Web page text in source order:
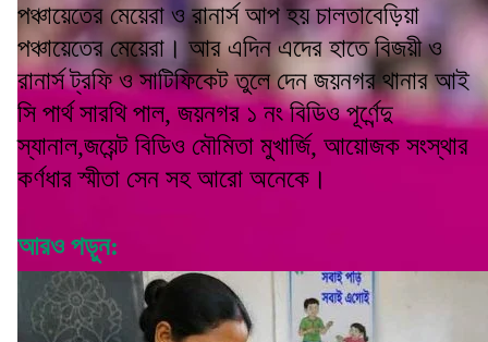
পঞ্চায়েতের মেয়েরা ও রানার্স আপ হয় চালতাবেড়িয়া
পঞ্চায়েতের মেয়েরা। আর এদিন এদের হাতে বিজয়ী ও
রানার্স ট্রফি ও সাটিফিকেট তুলে দেন জয়নগর থানার আই
সি পার্থ সারথি পাল, জয়নগর ১ নং বিডিও পূর্ণেন্দু
স্যানাল,জয়েন্ট বিডিও মৌমিতা মুখার্জি, আয়োজক সংস্থার
কর্ণধার স্মীতা সেন সহ আরো অনেকে।
আরও পড়ুন: